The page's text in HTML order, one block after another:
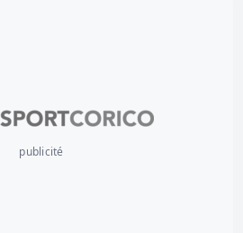
publicité